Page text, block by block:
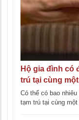
Hộ gia đình có
trú tại cùng
Có thể có bao
tạm trú tại cùng